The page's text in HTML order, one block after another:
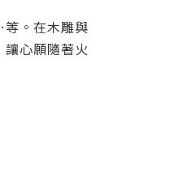
。在木雕與
心願隨著火